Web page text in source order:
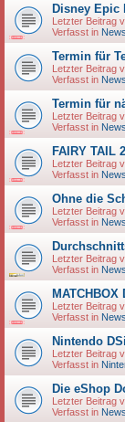
Disney Epic
Letzter Beitrag
Verfasst in
Termin für
Letzter Beitrag
Verfasst in
Termin für
Letzter Beitrag
Verfasst in
FAIRY TAIL
Letzter Beitrag
Verfasst in
Ohne die
Letzter Beitrag
Verfasst in
Letzter Beitrag
Verfasst in
MATCHBOX
Letzter Beitrag
Verfasst in
Nintendo
Letzter Beitrag
Verfasst in
Die eShop
Letzter Beitrag
Verfasst in